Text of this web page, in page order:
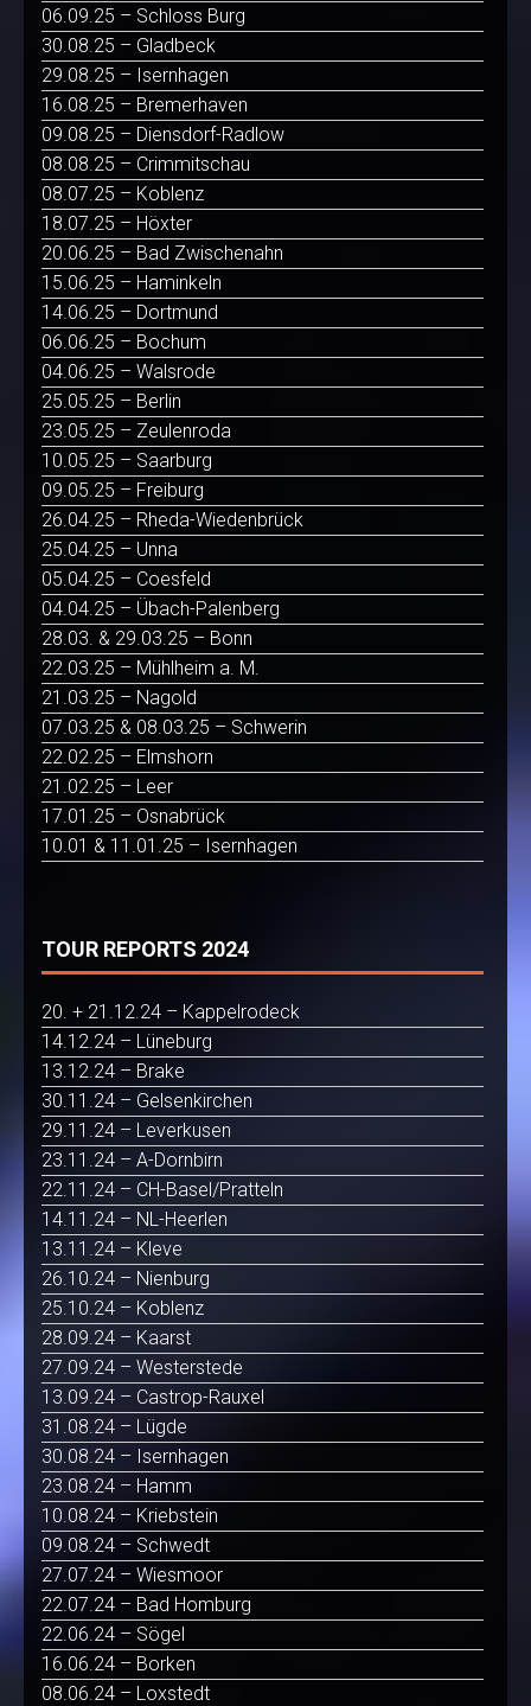
06.09.25 – Schloss Burg
30.08.25 – Gladbeck
29.08.25 – Isernhagen
16.08.25 – Bremerhaven
09.08.25 – Diensdorf-Radlow
08.08.25 – Crimmitschau
08.07.25 – Koblenz
18.07.25 – Höxter
20.06.25 – Bad Zwischenahn
15.06.25 – Haminkeln
14.06.25 – Dortmund
06.06.25 – Bochum
04.06.25 – Walsrode
25.05.25 – Berlin
23.05.25 – Zeulenroda
10.05.25 – Saarburg
09.05.25 – Freiburg
26.04.25 – Rheda-Wiedenbrück
25.04.25 – Unna
05.04.25 – Coesfeld
04.04.25 – Übach-Palenberg
28.03. & 29.03.25 – Bonn
22.03.25 – Mühlheim a. M.
21.03.25 – Nagold
07.03.25 & 08.03.25 – Schwerin
22.02.25 – Elmshorn
21.02.25 – Leer
17.01.25 – Osnabrück
10.01 & 11.01.25 – Isernhagen
TOUR REPORTS 2024
20. + 21.12.24 – Kappelrodeck
14.12.24 – Lüneburg
13.12.24 – Brake
30.11.24 – Gelsenkirchen
29.11.24 – Leverkusen
23.11.24 – A-Dornbirn
22.11.24 – CH-Basel/Pratteln
14.11.24 – NL-Heerlen
13.11.24 – Kleve
26.10.24 – Nienburg
25.10.24 – Koblenz
28.09.24 – Kaarst
27.09.24 – Westerstede
13.09.24 – Castrop-Rauxel
31.08.24 – Lügde
30.08.24 – Isernhagen
23.08.24 – Hamm
10.08.24 – Kriebstein
09.08.24 – Schwedt
27.07.24 – Wiesmoor
22.07.24 – Bad Homburg
22.06.24 – Sögel
16.06.24 – Borken
08.06.24 – Loxstedt